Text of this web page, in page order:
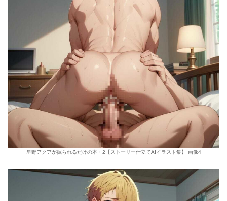
星野アクアが掘られるだけの本・2【ストーリー仕立てAIイラスト集】 画像4